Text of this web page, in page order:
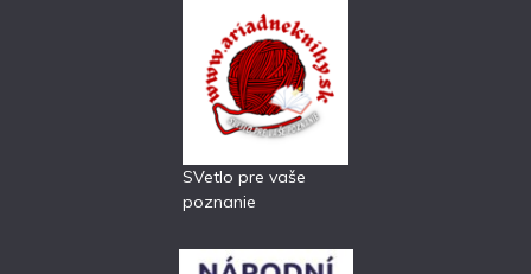
SVetlo pre vaše
poznanie